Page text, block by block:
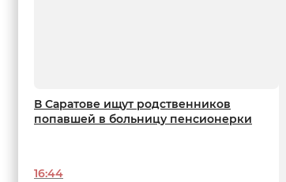
В Саратове ищут родственников
попавшей в больницу пенсионерки
16:44